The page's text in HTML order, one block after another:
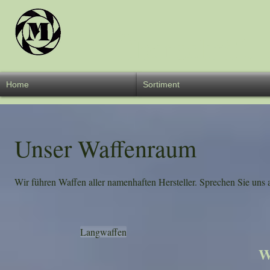
Home Sortiment
Unser Waffenraum
Wir führen Waffen aller namenhaften Hersteller. Sprechen Sie uns
Langwaffen